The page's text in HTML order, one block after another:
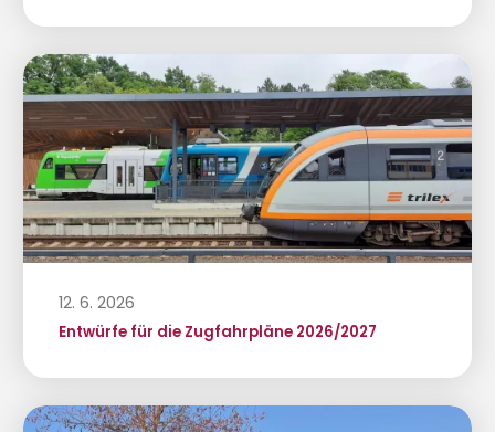
12. 6. 2026
Entwürfe für die Zugfahrpläne 2026/2027